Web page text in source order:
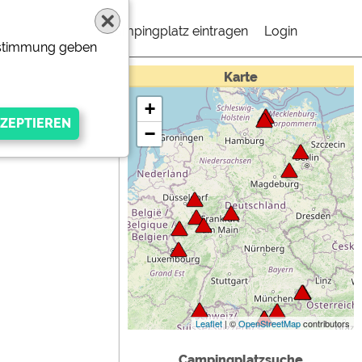
Campingplatz eintragen Login
Karte
+
−
Leaflet| ©OpenStreetMapcontributors
geben
Anbieters